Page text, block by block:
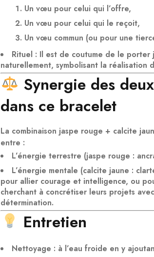
Un vœu pour celui qui l’offre,
Un vœu pour celui qui le reçoit,
Un vœu commun (ou pour une
Rituel : Il est de coutume de le porter
naturellement, symbolisant la réalisation
Synergie des
dans ce bracelet
La combinaison jaspe rouge + calcite
entre :
L’énergie terrestre (jaspe rouge :
L’énergie mentale (calcite jaune :
pour allier courage et intelligence, ou
cherchant à concrétiser leurs projets
détermination.
Entretien
Nettoyage : à l’eau froide en y